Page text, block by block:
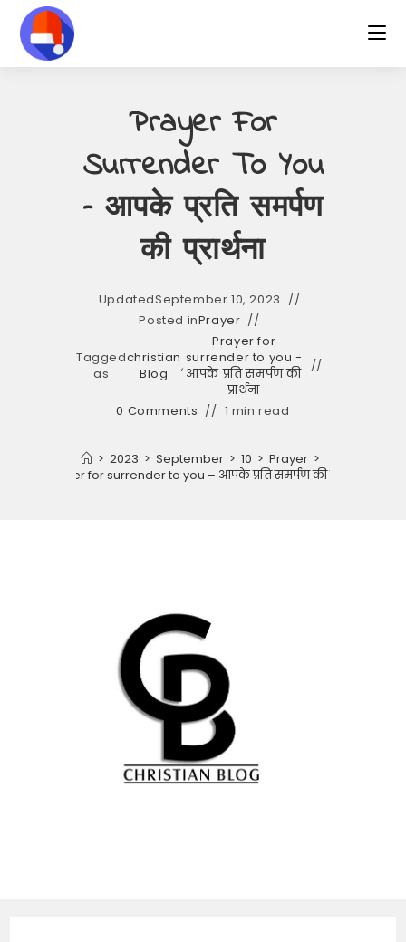
content
Prayer For
Surrender To You
– आपके प्रति समर्पण
की प्रार्थना
UpdatedSeptember 10, 2023
Posted inPrayer
Tagged
as
christian
Blog
,
Prayer for
surrender to you -
आपके प्रति समर्पण की
प्रार्थना
0 Comments
1 min read
> 2023 > September > 10 > Prayer >
Prayer for surrender to you – आपके प्रति समर्पण की प्रार्थना